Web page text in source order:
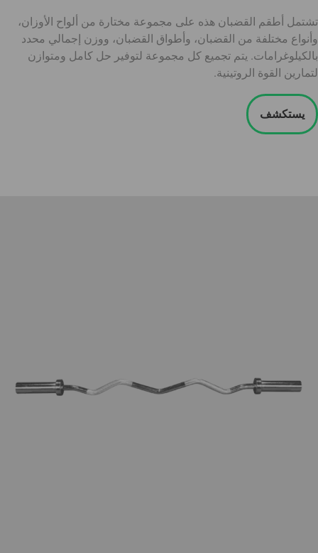
تشتمل أطقم القضبان هذه على مجموعة مختارة من ألواح الأوزان،
وأنواع مختلفة من القضبان، وأطواق القضبان، ووزن إجمالي محدد
بالكيلوغرامات. يتم تجميع كل مجموعة لتوفير حل كامل ومتوازن
لتمارين القوة الروتينية.
يستكشف